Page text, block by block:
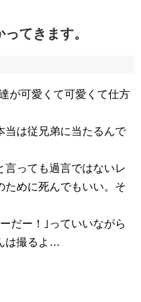
てきます。
が可愛くて可愛くて仕方
当は従兄弟に当たるんで
言っても過言ではないレ
ために死んでもいい。そ
だー！｣っていいながら
は撮るよ…